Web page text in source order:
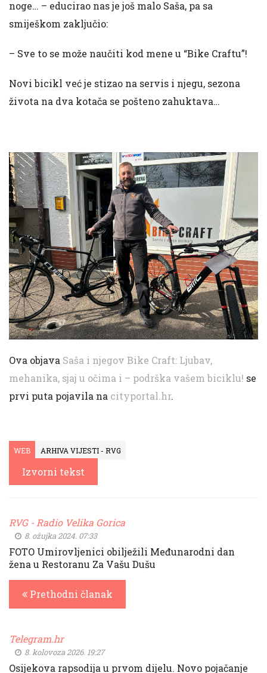
noge… – educirao nas je još malo Saša, pa sa
smiješkom zaključio:
– Sve to se može naučiti kod mene u “Bike Craftu”!
Novi bicikl već je stizao na servis i njegu, sezona
života na dva kotača se pošteno zahuktava…
Ova objava Saša i njegov Bike Craft: Ljubav,
mehanika, sjaj u očima i – podrška vašem biciklu! se
prvi puta pojavila na cityportal.hr.
WEB ARHIVA VIJESTI - RVG
Izvorni tekst
RVG - Radio Velika Gorica
8. ožujka 2024. 07:33
FOTO Umirovljenici obilježili Međunarodni dan
žena u Restoranu Za Vašu Dušu
Prethodni članak
Telegram.hr
8. kolovoza 2026. 19:27
Osijekova rapsodija u prvom dijelu. Novo pojačanje